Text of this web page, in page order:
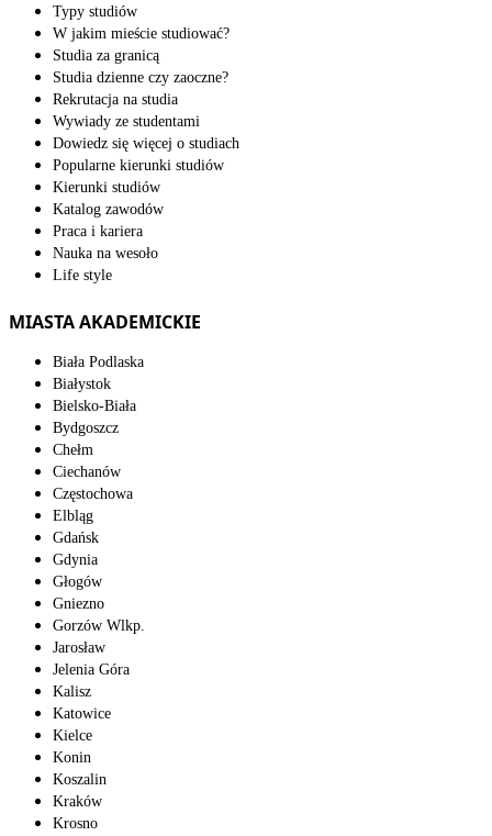
Typy studiów
W jakim mieście studiować?
Studia za granicą
Studia dzienne czy zaoczne?
Rekrutacja na studia
Wywiady ze studentami
Dowiedz się więcej o studiach
Popularne kierunki studiów
Kierunki studiów
Katalog zawodów
Praca i kariera
Nauka na wesoło
Life style
MIASTA AKADEMICKIE
Biała Podlaska
Białystok
Bielsko-Biała
Bydgoszcz
Chełm
Ciechanów
Częstochowa
Elbląg
Gdańsk
Gdynia
Głogów
Gniezno
Gorzów Wlkp.
Jarosław
Jelenia Góra
Kalisz
Katowice
Kielce
Konin
Koszalin
Kraków
Krosno